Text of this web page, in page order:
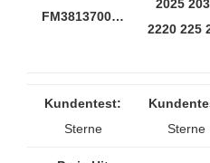
FM3813700…
2025
2220 225
Kundentest:
Sterne
Sterne